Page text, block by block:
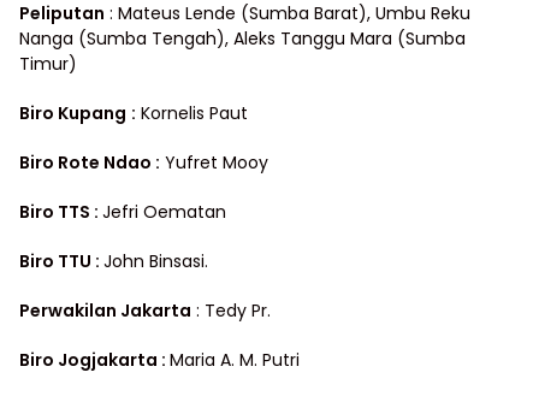
Peliputan : Mateus Lende (Sumba Barat), Umbu Reku
Nanga (Sumba Tengah), Aleks Tanggu Mara (Sumba
Timur)
Biro Kupang : Kornelis Paut
Biro Rote Ndao : Yufret Mooy
Biro TTS : Jefri Oematan
Biro TTU : John Binsasi.
Perwakilan Jakarta : Tedy Pr.
Biro Jogjakarta : Maria A. M. Putri